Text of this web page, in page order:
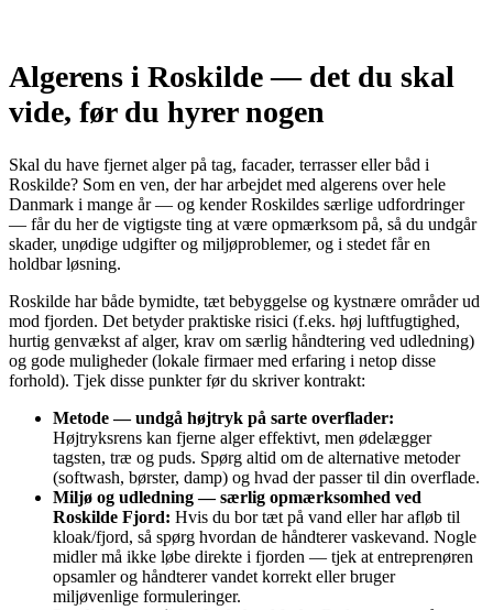
Algerens i Roskilde — det du skal
vide, før du hyrer nogen
Skal du have fjernet alger på tag, facader, terrasser eller båd i
Roskilde? Som en ven, der har arbejdet med algerens over hele
Danmark i mange år — og kender Roskildes særlige udfordringer
— får du her de vigtigste ting at være opmærksom på, så du undgår
skader, unødige udgifter og miljøproblemer, og i stedet får en
holdbar løsning.
Roskilde har både bymidte, tæt bebyggelse og kystnære områder ud
mod fjorden. Det betyder praktiske risici (f.eks. høj luftfugtighed,
hurtig genvækst af alger, krav om særlig håndtering ved udledning)
og gode muligheder (lokale firmaer med erfaring i netop disse
forhold). Tjek disse punkter før du skriver kontrakt:
Metode — undgå højtryk på sarte overflader:
Højtryksrens kan fjerne alger effektivt, men ødelægger
tagsten, træ og puds. Spørg altid om de alternative metoder
(softwash, børster, damp) og hvad der passer til din overflade.
Miljø og udledning — særlig opmærksomhed ved
Roskilde Fjord: Hvis du bor tæt på vand eller har afløb til
kloak/fjord, så spørg hvordan de håndterer vaskevand. Nogle
midler må ikke løbe direkte i fjorden — tjek at entreprenøren
opsamler og håndterer vandet korrekt eller bruger
miljøvenlige formuleringer.